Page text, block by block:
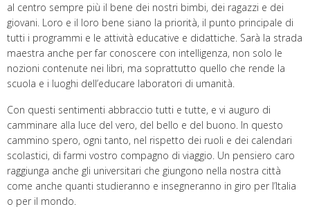
al centro sempre più il bene dei nostri bimbi, dei ragazzi e dei
giovani. Loro e il loro bene siano la priorità, il punto principale di
tutti i programmi e le attività educative e didattiche. Sarà la strada
maestra anche per far conoscere con intelligenza, non solo le
nozioni contenute nei libri, ma soprattutto quello che rende la
scuola e i luoghi dell’educare laboratori di umanità.
Con questi sentimenti abbraccio tutti e tutte, e vi auguro di
camminare alla luce del vero, del bello e del buono. In questo
cammino spero, ogni tanto, nel rispetto dei ruoli e dei calendari
scolastici, di farmi vostro compagno di viaggio. Un pensiero caro
raggiunga anche gli universitari che giungono nella nostra città
come anche quanti studieranno e insegneranno in giro per l’Italia
o per il mondo.